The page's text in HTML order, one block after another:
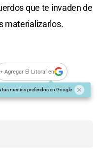
que te invaden de
materializarlos.
+ Agregar El Litoral en
tus medios preferidos en Google